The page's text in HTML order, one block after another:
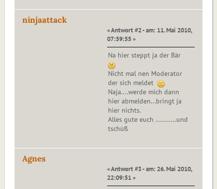
ninjaattack
« Antwort #2 - am: 11. Mai 2010,
07:59:55 »
Na hier steppt ja der Bär
Nicht mal nen Moderator
der sich meldet
Naja....werde mich dann
hier abmelden...bringt ja
hier nichts.
Alles gute euch ...........und
tschüß
Agnes
« Antwort #3 - am: 26. Mai 2010,
22:09:51 »